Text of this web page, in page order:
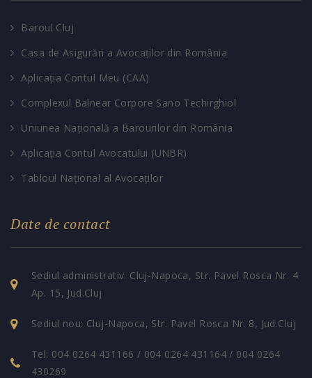
Baroul Cluj
Casa de Asigurări a Avocaților din România
Aplicația Contul Meu (CAA)
Complexul Balnear Corpore Sano Techirghiol
Uniunea Națională a Barourilor din România
Aplicația Contul Avocatului (UNBR)
Tabloul Național al Avocaților
Date de contact
Sediul administrativ: Cluj-Napoca, Str. Pavel Rosca Nr. 4
Ap. 15, Jud.Cluj
Sediul nou: Cluj-Napoca, Str. Pavel Rosca Nr. 8, Jud.Cluj
Tel: 004 0264 431166 / 004 0264 431164 / 004 0264
430269